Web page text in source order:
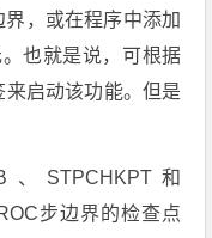
，或在程序中添加
也就是说，可根据
启动该功能。但是
、STPCHKPT和
步边界的检查点